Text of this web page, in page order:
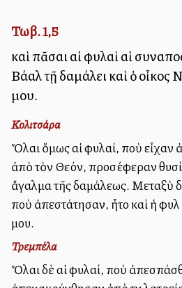
Τωβ. 1,5
καὶ πᾶσαι αἱ φυλαὶ αἱ
Βάαλ τῇ δαμάλει καὶ ὁ οἶκος
μου.
Κολιτσάρα
Ὅλαι ὅμως αἱ φυλαί, ποὺ εἶχαν
ἀπὸ τὸν Θεόν, προσέφεραν
ἄγαλμα τῆς δαμάλεως. Μεταξὺ
ποὺ ἀπεστάτησαν, ἦτο καὶ ἡ
μου.
Τρεμπέλα
Ὅλαι δὲ αἱ φυλαί, ποὺ